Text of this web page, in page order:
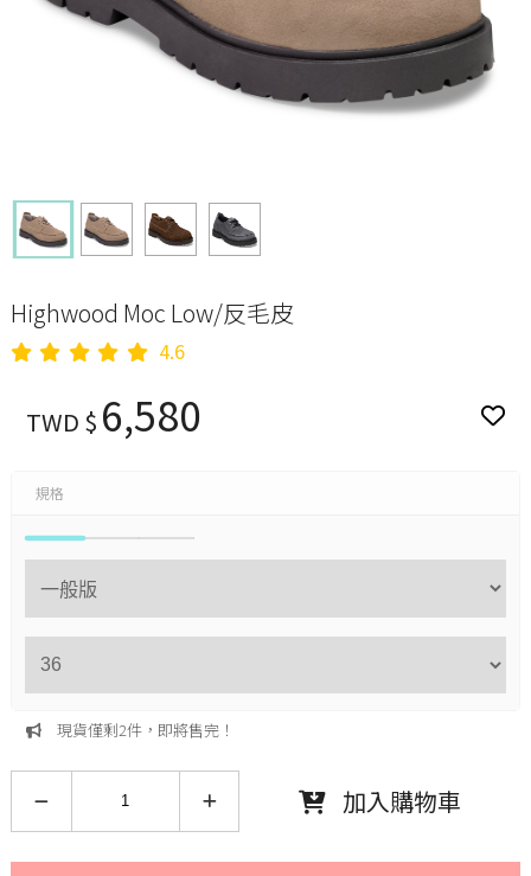
Highwood Moc Low/反毛皮
4.6
TWD $ 6,580
規格
現貨僅剩2件，即將售完！
加入購物車